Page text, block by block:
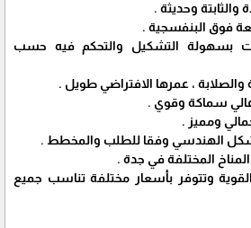
والثابتة وحديثة .
فوق البنفسجية .
بسهولة التشكيل والتحكم فيه حسب
والصلابة ، عمرها الافتراضي طويل .
عالي سماكة وقوي .
ومميز .
الهندسي وفقا للطلب والمخطط .
المختلفة في جدة .
وتتوفر بأسعار مختلفة تناسب جميع